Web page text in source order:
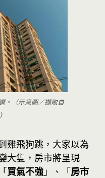
。（示意圖／擷取自
雞飛狗跳，大家以為
大隻，房市將呈現
買氣不強 」、「房市